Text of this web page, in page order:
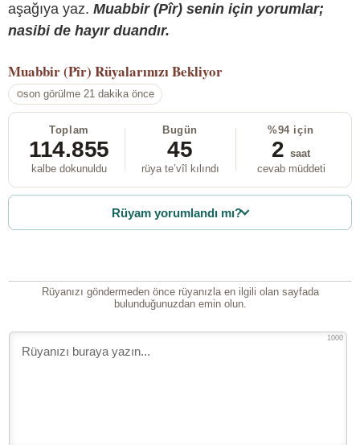
aşağıya yaz. Muabbir (Pîr) senin için yorumlar;
nasibi de hayır duandır.
Muabbir (Pîr) Rüyalarınızı Bekliyor
son görülme 21 dakika önce
Toplam
114.855
kalbe dokunuldu
Bugün
45
rüya te’vîl kılındı
%94 için
2 saat
cevab müddeti
Rüyam yorumlandı mı?
Rüyanızı göndermeden önce rüyanızla en ilgili olan sayfada
bulunduğunuzdan emin olun.
1000